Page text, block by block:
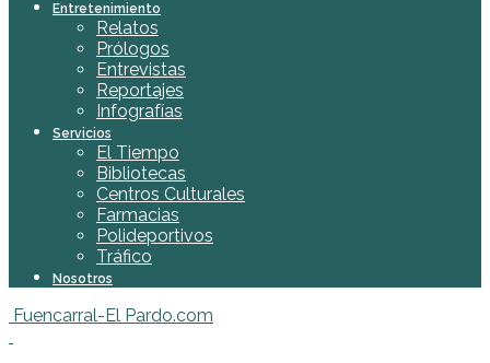
Entretenimiento
Relatos
Prólogos
Entrevistas
Reportajes
Infografías
Servicios
El Tiempo
Bibliotecas
Centros Culturales
Farmacias
Polideportivos
Tráfico
Nosotros
Fuencarral-El Pardo.com